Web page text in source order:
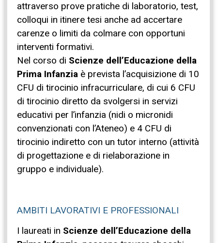
attraverso prove pratiche di laboratorio, test,
colloqui in itinere tesi anche ad accertare
carenze o limiti da colmare con opportuni
interventi formativi.
Nel corso di Scienze dell’Educazione della
Prima Infanzia è prevista l’acquisizione di 10
CFU di tirocinio infracurriculare, di cui 6 CFU
di tirocinio diretto da svolgersi in servizi
educativi per l’infanzia (nidi o micronidi
convenzionati con l’Ateneo) e 4 CFU di
tirocinio indiretto con un tutor interno (attività
di progettazione e di rielaborazione in
gruppo e individuale).
AMBITI LAVORATIVI E PROFESSIONALI
I laureati in Scienze dell’Educazione della